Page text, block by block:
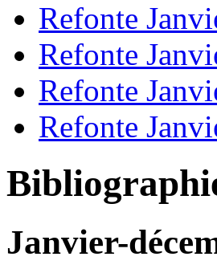
Refonte
Refonte
Refonte
Refonte
Janvier-